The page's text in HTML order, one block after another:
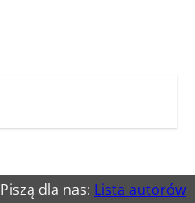
Piszą dla nas: Lista autorów